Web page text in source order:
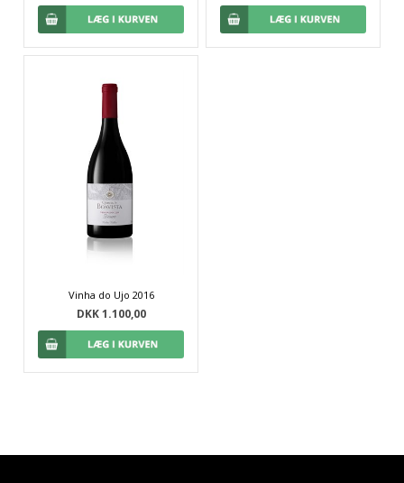
Vinha do Ujo 2016
DKK 1.100,00